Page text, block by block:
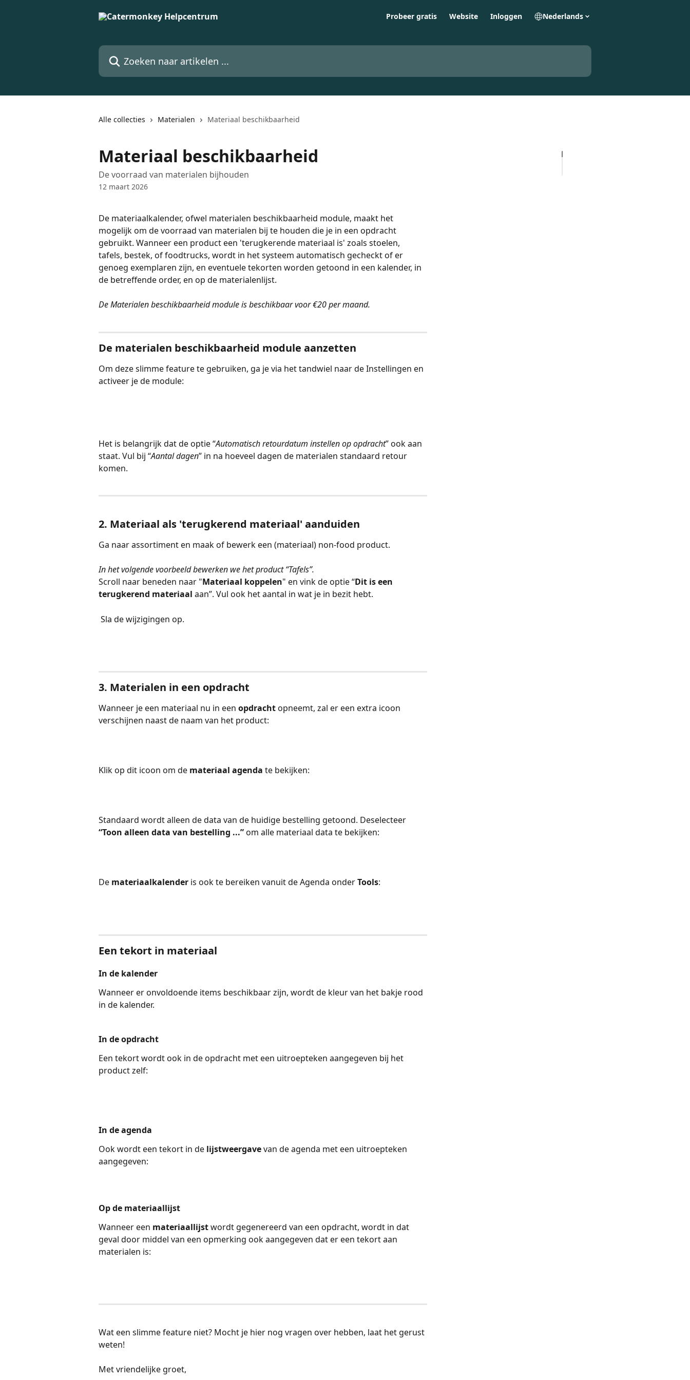
Probeer gratis Website Inloggen Nederlands
Zoeken naar artikelen ...
Alle collecties Materialen Materiaal beschikbaarheid
Materiaal beschikbaarheid
De voorraad van materialen bijhouden
12 maart 2026
De materiaalkalender, ofwel materialen beschikbaarheid module, maakt het
mogelijk om de voorraad van materialen bij te houden die je in een opdracht
gebruikt. Wanneer een product een 'terugkerende materiaal is' zoals stoelen,
tafels, bestek, of foodtrucks, wordt in het systeem automatisch gecheckt of er
genoeg exemplaren zijn, en eventuele tekorten worden getoond in een kalender, in
de betreffende order, en op de materialenlijst.
De Materialen beschikbaarheid module is beschikbaar voor €20 per maand.
De materialen beschikbaarheid module aanzetten
Om deze slimme feature te gebruiken, ga je via het tandwiel naar de Instellingen en
activeer je de module:
Het is belangrijk dat de optie “Automatisch retourdatum instellen op opdracht” ook aan
staat. Vul bij “Aantal dagen” in na hoeveel dagen de materialen standaard retour
komen.
2. Materiaal als 'terugkerend materiaal' aanduiden
Ga naar assortiment en maak of bewerk een (materiaal) non-food product.
In het volgende voorbeeld bewerken we het product “Tafels”.
Scroll naar beneden naar "Materiaal koppelen" en vink de optie “Dit is een
terugkerend materiaal aan”. Vul ook het aantal in wat je in bezit hebt.
Sla de wijzigingen op.
3. Materialen in een opdracht
Wanneer je een materiaal nu in een opdracht opneemt, zal er een extra icoon
verschijnen naast de naam van het product:
Klik op dit icoon om de materiaal agenda te bekijken:
Standaard wordt alleen de data van de huidige bestelling getoond. Deselecteer
“Toon alleen data van bestelling ...” om alle materiaal data te bekijken:
De materiaalkalender is ook te bereiken vanuit de Agenda onder Tools:
Een tekort in materiaal
In de kalender
Wanneer er onvoldoende items beschikbaar zijn, wordt de kleur van het bakje rood
in de kalender.
In de opdracht
Een tekort wordt ook in de opdracht met een uitroepteken aangegeven bij het
product zelf:
In de agenda
Ook wordt een tekort in de lijstweergave van de agenda met een uitroepteken
aangegeven:
Op de materiaallijst
Wanneer een materiaallijst wordt gegenereerd van een opdracht, wordt in dat
geval door middel van een opmerking ook aangegeven dat er een tekort aan
materialen is:
Wat een slimme feature niet? Mocht je hier nog vragen over hebben, laat het gerust
weten!
Met vriendelijke groet,